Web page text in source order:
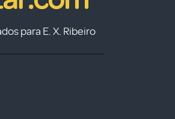
para E. X. Ribeiro